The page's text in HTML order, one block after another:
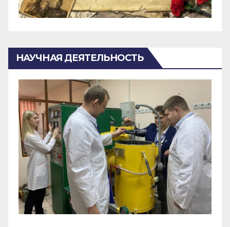
НАУЧНАЯ ДЕЯТЕЛЬНОСТЬ